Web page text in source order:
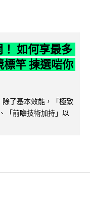
如何享最多
竿 揀選啱你
了基本效能，「極致
「前瞻技術加持」以